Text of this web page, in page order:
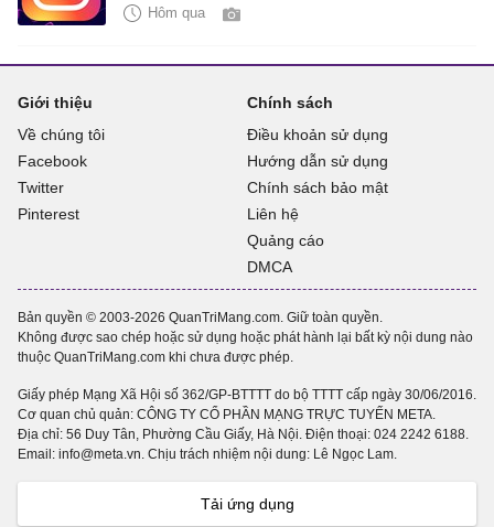
Hôm qua
Giới thiệu
Về chúng tôi
Facebook
Twitter
Pinterest
Chính sách
Điều khoản sử dụng
Hướng dẫn sử dụng
Chính sách bảo mật
Liên hệ
Quảng cáo
DMCA
Bản quyền © 2003-2026 QuanTriMang.com. Giữ toàn quyền.
Không được sao chép hoặc sử dụng hoặc phát hành lại bất kỳ nội dung nào
thuộc QuanTriMang.com khi chưa được phép.
Giấy phép Mạng Xã Hội số 362/GP-BTTTT do bộ TTTT cấp ngày 30/06/2016.
Cơ quan chủ quản: CÔNG TY CỔ PHẦN MẠNG TRỰC TUYẾN META.
Địa chỉ: 56 Duy Tân, Phường Cầu Giấy, Hà Nội. Điện thoại: 024 2242 6188.
Email: info@meta.vn. Chịu trách nhiệm nội dung: Lê Ngọc Lam.
Tải ứng dụng